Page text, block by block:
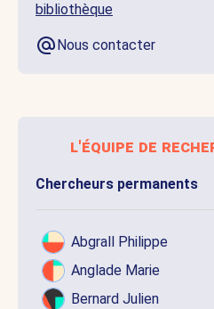
bibliothèque
Nous contacter
l'équipe de
Chercheurs permanents
Abgrall Philippe
Anglade Marie
Bernard Julien